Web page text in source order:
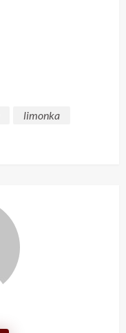
limonka